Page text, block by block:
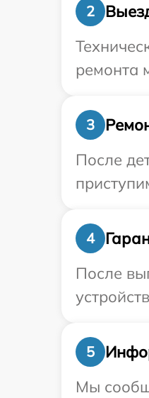
2
ремонта
3
После
4
После
5
Мы